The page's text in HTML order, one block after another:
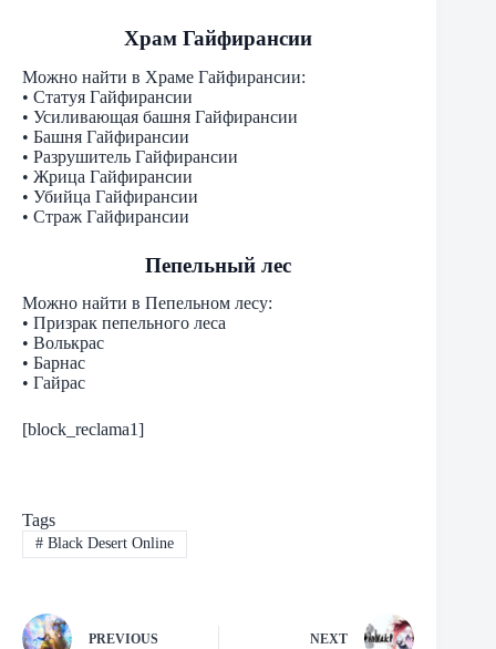
Храм Гайфирансии
Можно найти в Храме Гайфирансии:
• Статуя Гайфирансии
• Усиливающая башня Гайфирансии
• Башня Гайфирансии
• Разрушитель Гайфирансии
• Жрица Гайфирансии
• Убийца Гайфирансии
• Страж Гайфирансии
Пепельный лес
Можно найти в Пепельном лесу:
• Призрак пепельного леса
• Волькрас
• Барнас
• Гайрас
[block_reclama1]
Tags
#Black Desert Online
PREVIOUS NEXT